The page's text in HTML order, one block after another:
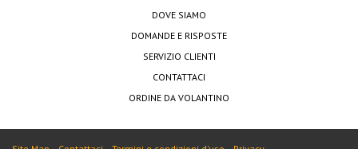
DOVE SIAMO
DOMANDE E RISPOSTE
SERVIZIO CLIENTI
CONTATTACI
ORDINE DA VOLANTINO